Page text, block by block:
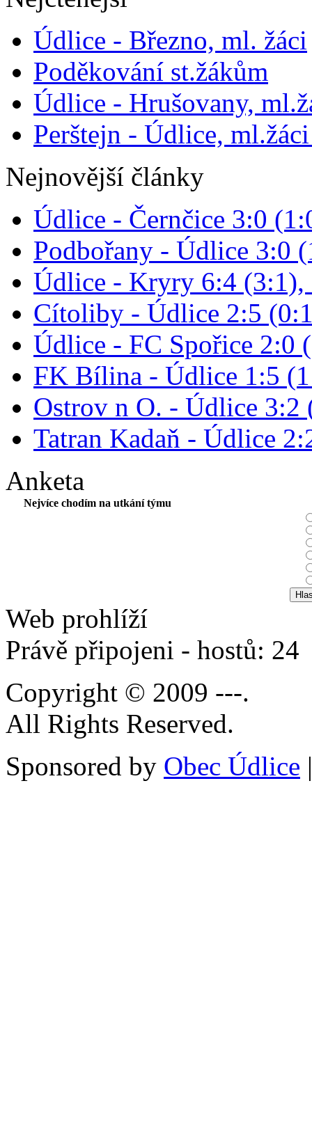
Údlice - Březno, ml. žáci
Poděkování st.žákům
Údlice - Hrušovany,
Perštejn - Údlice,
Nejnovější články
Údlice - Černčice 3:0
Podbořany - Údlice 3:0
Údlice - Kryry 6:4 (3:1),
Cítoliby - Údlice 2:5
Údlice - FC Spořice 2:0
FK Bílina - Údlice 1:5
Ostrov n O. - Údlice 3:2
Tatran Kadaň - Údlice
Anketa
Nejvíce chodím na utkání týmu
Web prohlíží
Právě připojeni - hostů: 24
Copyright © 2009 ---.
All Rights Reserved.
Sponsored by Obec Údlice